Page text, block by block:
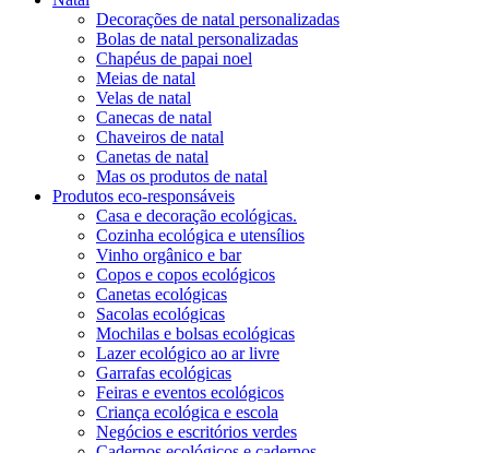
Decorações de natal personalizadas
Bolas de natal personalizadas
Chapéus de papai noel
Meias de natal
Velas de natal
Canecas de natal
Chaveiros de natal
Canetas de natal
Mas os produtos de natal
Produtos eco-responsáveis
Casa e decoração ecológicas.
Cozinha ecológica e utensílios
Vinho orgânico e bar
Copos e copos ecológicos
Canetas ecológicas
Sacolas ecológicas
Mochilas e bolsas ecológicas
Lazer ecológico ao ar livre
Garrafas ecológicas
Feiras e eventos ecológicos
Criança ecológica e escola
Negócios e escritórios verdes